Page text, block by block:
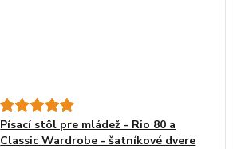
Písací stôl pre mládež - Rio 80 a
Classic Wardrobe - šatníkové dvere